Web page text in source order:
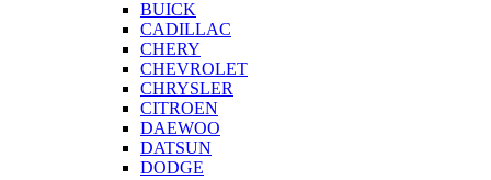
BUICK
CADILLAC
CHERY
CHEVROLET
CHRYSLER
CITROEN
DAEWOO
DATSUN
DODGE